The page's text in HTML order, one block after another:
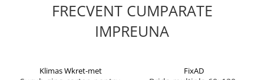
Silicon, spume si adezivi de montaj
FRECVENT CUMPARATE
IMPREUNA
Klimas Wkret-met FixAD